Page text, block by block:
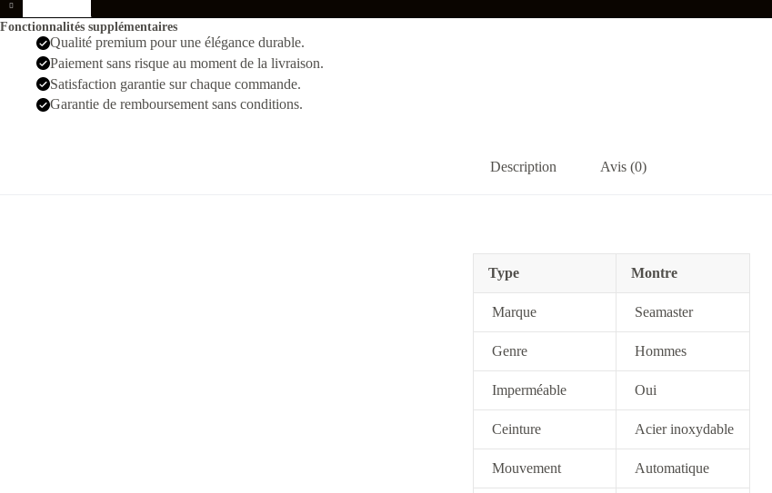
Omega
Seamaster
Argenté
Hommes
Fonctionnalités supplémentaires
Qualité premium pour une élégance durable.
Paiement sans risque au moment de la livraison.
Satisfaction garantie sur chaque commande.
Garantie de remboursement sans conditions.
Description Avis (0)
Type Montre
Marque Seamaster
Genre Hommes
Imperméable Oui
Ceinture Acier inoxydable
Mouvement Automatique